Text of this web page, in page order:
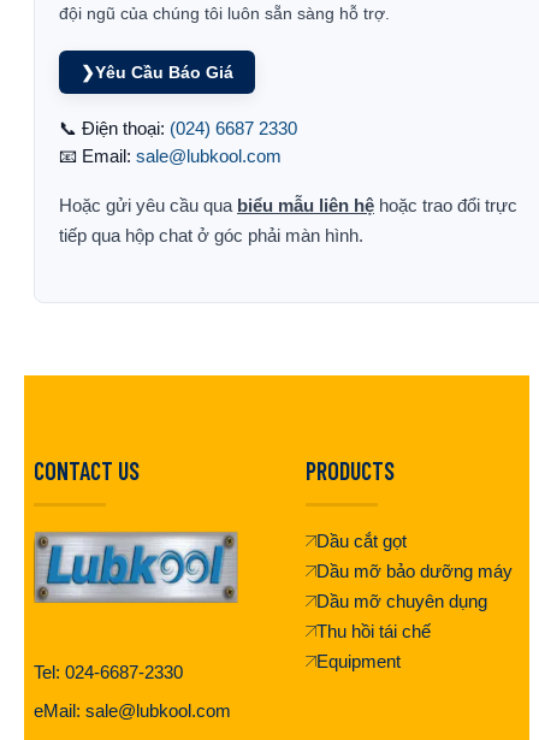
đội ngũ của chúng tôi luôn sẵn sàng hỗ trợ.
❯Yêu Cầu Báo Giá
📞 Điện thoại: (024) 6687 2330
📧 Email: sale@lubkool.com
Hoặc gửi yêu cầu qua biểu mẫu liên hệ hoặc trao đổi trực
tiếp qua hộp chat ở góc phải màn hình.
CONTACT US
Tel: 024-6687-2330
eMail: sale@lubkool.com
PRODUCTS
Dầu cắt gọt
Dầu mỡ bảo dưỡng máy
Dầu mỡ chuyên dụng
Thu hồi tái chế
Equipment